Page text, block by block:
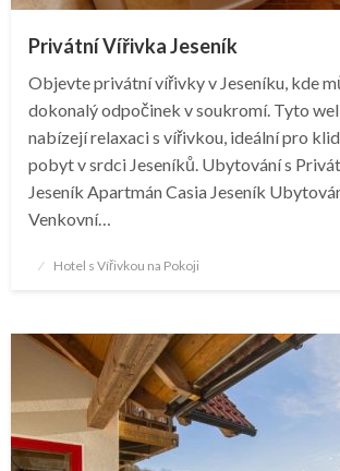
Privátní Vířivka Jeseník
Objevte privátní vířivky v Jeseníku, kde
dokonalý odpočinek v soukromí. Tyto
nabízejí relaxaci s vířivkou, ideální pro
pobyt v srdci Jeseníků. Ubytování s
Jeseník Apartmán Casia Jeseník
Venkovní…
PostedHotel s Vířivkou na Pokoji